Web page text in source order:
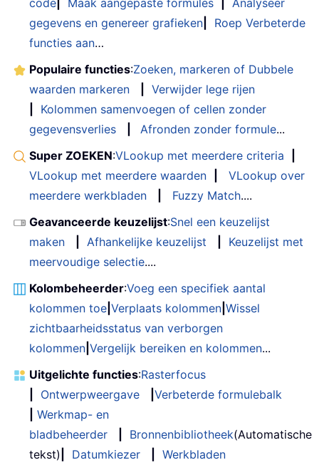
gegevens en genereer grafieken
Roep Verbeterde
functies aan…
Populaire functies:Zoeken, markeren of Dubbele
waarden markeren
Verwijder lege rijen
Kolommen samenvoegen of cellen zonder
gegevensverlies
Afronden zonder formule...
Super ZOEKEN:VLookup met meerdere criteria
VLookup met meerdere waarden
VLookup over
meerdere werkbladen
Fuzzy Match....
Geavanceerde keuzelijst:Snel een keuzelijst
maken
Afhankelijke keuzelijst
Keuzelijst met
meervoudige selectie....
Kolombeheerder:Voeg een specifiek aantal
kolommen toe Verplaats kolommen Wissel
zichtbaarheidsstatus van verborgen
kolommen Vergelijk bereiken en kolommen...
Uitgelichte functies:Rasterfocus
Ontwerpweergave
Verbeterde formulebalk
Werkmap- en
bladbeheerder
Bronnenbibliotheek(Automatische
tekst)
Datumkiezer
Werkbladen